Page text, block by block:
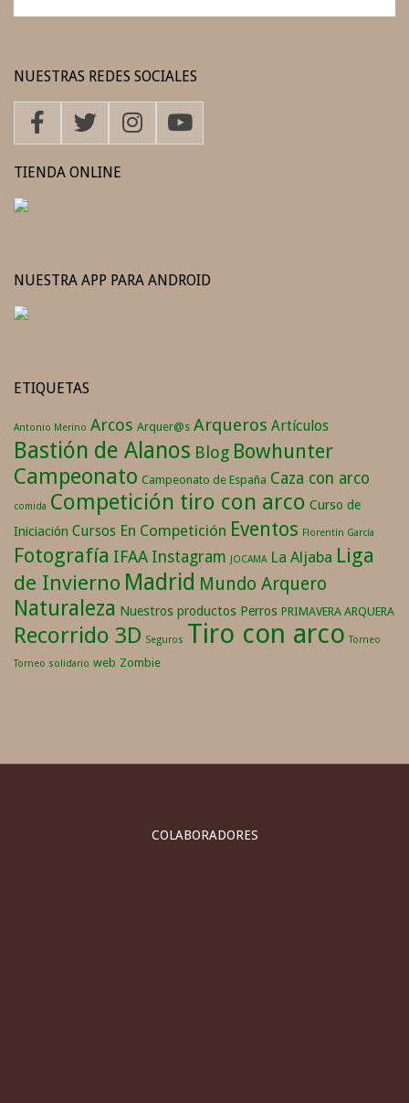
NUESTRAS REDES SOCIALES
TIENDA ONLINE
NUESTRA APP PARA ANDROID
ETIQUETAS
Antonio Merino Arcos Arquer@s Arqueros Artículos
Bastión de Alanos Blog Bowhunter
Campeonato Campeonato de España Caza con arco
comida Competición tiro con arco Curso de
Iniciación Cursos En Competición Eventos Florentín García
Fotografía IFAA Instagram JOCAMA La Aljaba Liga
de Invierno Madrid Mundo Arquero
Naturaleza Nuestros productos Perros PRIMAVERA ARQUERA
Recorrido 3D Seguros Tiro con arco Torneo
Torneo solidario web Zombie
COLABORADORES